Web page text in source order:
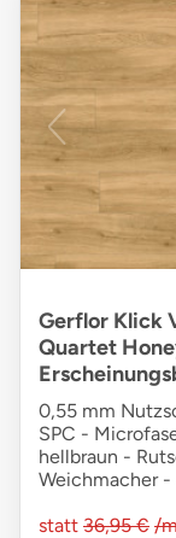
Gerflor Klick
Quartet
0,55 mm
SPC -
hellbraun -
Weichmacher
statt 36,95 € /